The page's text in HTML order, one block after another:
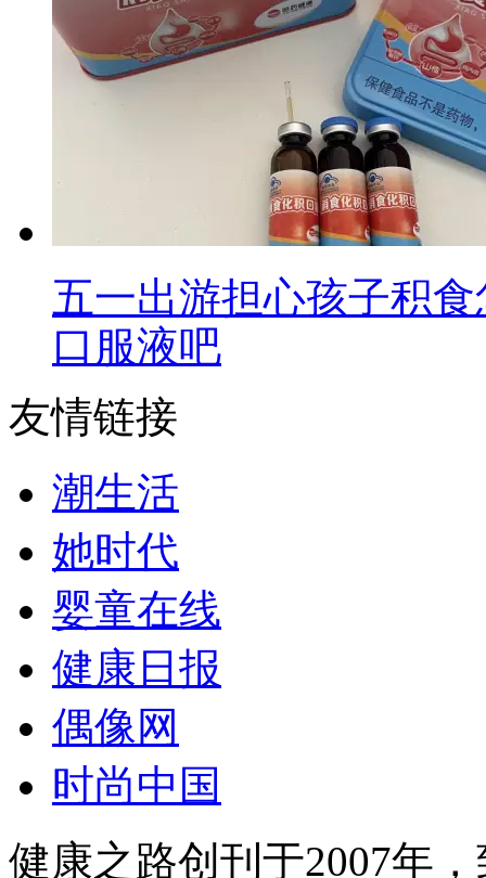
五一出游担心孩子积
口服液吧
友情链接
潮生活
她时代
婴童在线
健康日报
偶像网
时尚中国
健康之路创刊于2007年